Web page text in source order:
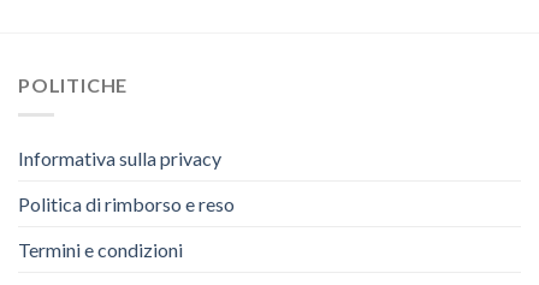
POLITICHE
Informativa sulla privacy
Politica di rimborso e reso
Termini e condizioni